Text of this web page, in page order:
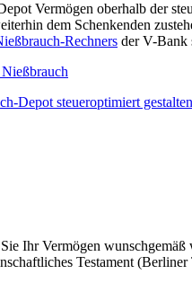
Vermögen oberhalb der
dem Schenkenden
Rechners der V-Bank
Depot steueroptimiert gestalten
Ihr Vermögen
Testament (Berliner